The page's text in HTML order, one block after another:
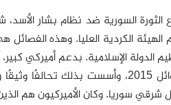
من اندلاع الثورة السورية ضد نظام
الدولة الإسلامية. بدعم أميركي
الإسلامية في عين العرب (كوباني)، في
سوريا. وكان الأميركيون هم